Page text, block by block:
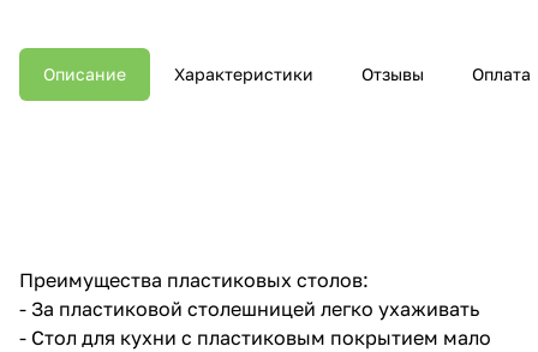
Описание Характеристики Отзывы Оплата
Преимущества пластиковых столов:
- За пластиковой столешницей легко ухаживать
- Стол для кухни с пластиковым покрытием мало